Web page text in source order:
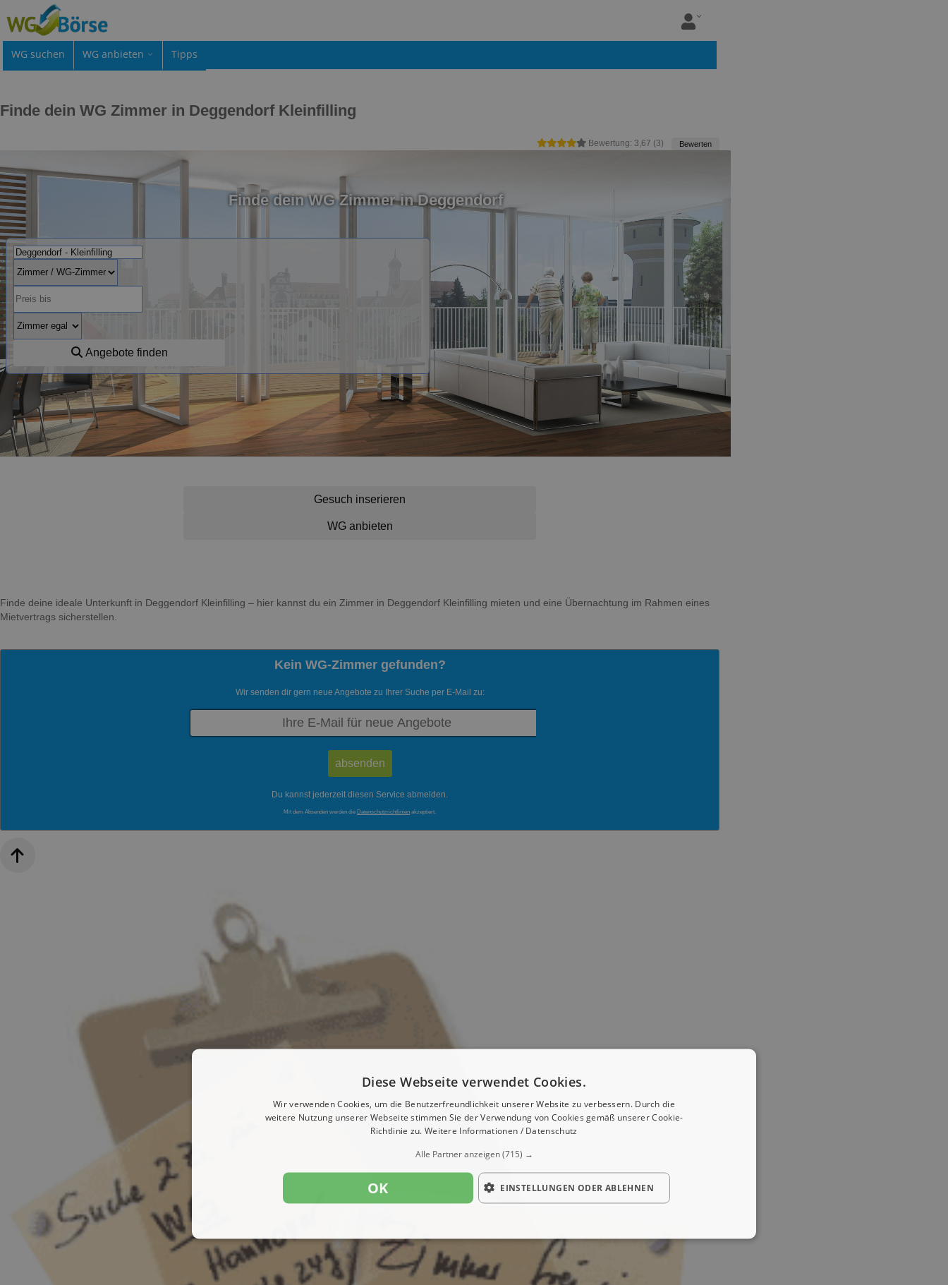
WG suchen WG anbieten Tipps
Finde dein WG Zimmer in Deggendorf Kleinfilling
Bewertung: 3,67 (3) Bewerten
Finde dein WG Zimmer in Deggendorf
Angebote finden
Gesuch inserieren
WG anbieten
Finde deine ideale Unterkunft in Deggendorf Kleinfilling – hier kannst du ein Zimmer in Deggendorf Kleinfilling mieten und eine Übernachtung im Rahmen eines
Mietvertrags sicherstellen.
Kein WG-Zimmer gefunden?
Wir senden dir gern neue Angebote zu Ihrer Suche per E-Mail zu:
Du kannst jederzeit diesen Service abmelden.
Mit dem Absenden werden die Datenschutzrichtlinien akzeptiert.
Diese Webseite verwendet Cookies.
Wir verwenden Cookies, um die Benutzerfreundlichkeit unserer Website zu verbessern. Durch die
weitere Nutzung unserer Webseite stimmen Sie der Verwendung von Cookies gemäß unserer Cookie-
Richtlinie zu. Weitere Informationen / Datenschutz
Alle Partner anzeigen(715) →
OK EINSTELLUNGEN ODER ABLEHNEN